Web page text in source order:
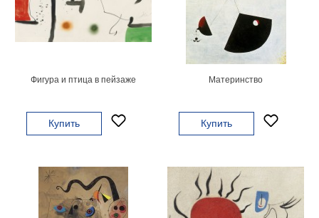
Мотивирующие
Посмотреть
Фигура и птица в пейзаже
Купить
Материнство
Купить